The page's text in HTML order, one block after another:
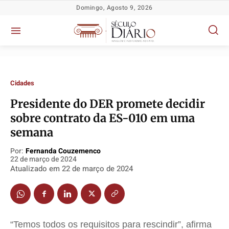
Política
TV Século
Educação
Política
TV Século
Educação
Política
TV Século
Educação
Política
TV Século
Educação
Domingo, Agosto 9, 2026
Cidades
Presidente do DER promete decidir
sobre contrato da ES-010 em uma
semana
Por: Fernanda Couzemenco
22 de março de 2024
Atualizado em 22 de março de 2024
“Temos todos os requisitos para rescindir”, afirma